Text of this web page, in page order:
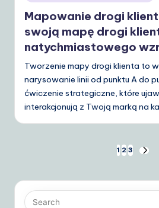
in
Mapowanie drogi
swoją mapę drogi
natychmiastowego
Tworzenie mapy drogi klienta to
narysowanie linii od punktu A do
ćwiczenie strategiczne, które
interakcjonują z Twoją marką na
Stronicowanie
wpisów
1 2 3